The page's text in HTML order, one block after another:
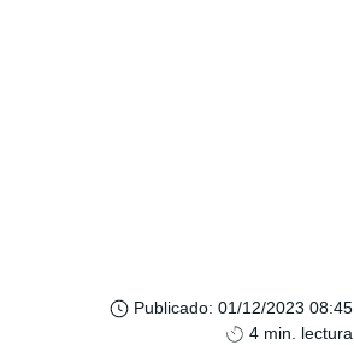
Publicado: 01/12/2023 08:45
4 min. lectura